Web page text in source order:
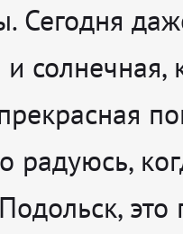
Сегодня
солнечная,
радуюсь,
это